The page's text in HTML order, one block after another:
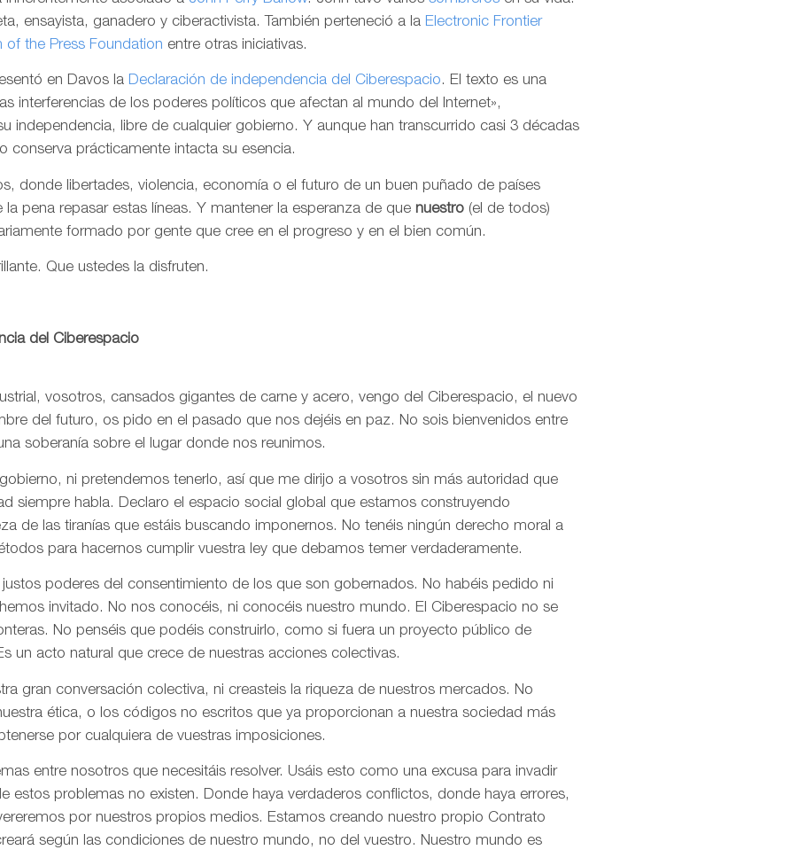
ensayista, ganadero y ciberactivista. También perteneció a la Electronic Frontier
of the Press Foundation entre otras iniciativas.
en Davos la Declaración de independencia del Ciberespacio. El texto es una
interferencias de los poderes políticos que afectan al mundo del Internet»,
independencia, libre de cualquier gobierno. Y aunque han transcurrido casi 3 décadas
conserva prácticamente intacta su esencia.
donde libertades, violencia, economía o el futuro de un buen puñado de países
pena repasar estas líneas. Y mantener la esperanza de que nuestro (el de todos)
formado por gente que cree en el progreso y en el bien común.
Que ustedes la disfruten.
del Ciberespacio
vosotros, cansados gigantes de carne y acero, vengo del Ciberespacio, el nuevo
del futuro, os pido en el pasado que nos dejéis en paz. No sois bienvenidos entre
soberanía sobre el lugar donde nos reunimos.
ni pretendemos tenerlo, así que me dirijo a vosotros sin más autoridad que
siempre habla. Declaro el espacio social global que estamos construyendo
de las tiranías que estáis buscando imponernos. No tenéis ningún derecho moral a
para hacernos cumplir vuestra ley que debamos temer verdaderamente.
poderes del consentimiento de los que son gobernados. No habéis pedido ni
invitado. No nos conocéis, ni conocéis nuestro mundo. El Ciberespacio no se
No penséis que podéis construirlo, como si fuera un proyecto público de
un acto natural que crece de nuestras acciones colectivas.
gran conversación colectiva, ni creasteis la riqueza de nuestros mercados. No
ética, o los códigos no escritos que ya proporcionan a nuestra sociedad más
por cualquiera de vuestras imposiciones.
entre nosotros que necesitáis resolver. Usáis esto como una excusa para invadir
estos problemas no existen. Donde haya verdaderos conflictos, donde haya errores,
por nuestros propios medios. Estamos creando nuestro propio Contrato
según las condiciones de nuestro mundo, no del vuestro. Nuestro mundo es